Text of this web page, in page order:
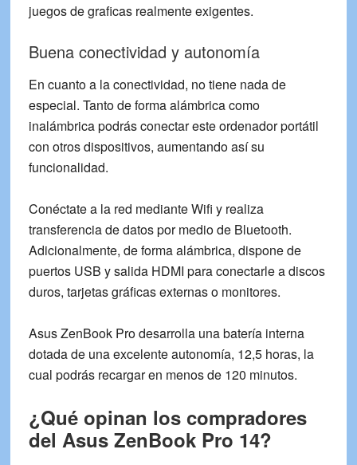
juegos de graficas realmente exigentes.
Buena conectividad y autonomía
En cuanto a la conectividad, no tiene nada de
especial. Tanto de forma alámbrica como
inalámbrica podrás conectar este ordenador portátil
con otros dispositivos, aumentando así su
funcionalidad.
Conéctate a la red mediante Wifi y realiza
transferencia de datos por medio de Bluetooth.
Adicionalmente, de forma alámbrica, dispone de
puertos USB y salida HDMI para conectarle a discos
duros, tarjetas gráficas externas o monitores.
Asus ZenBook Pro desarrolla unabateríainterna
dotada de una excelente autonomía, 12,5 horas, la
cual podrás recargar en menos de 120 minutos.
¿Qué opinan los compradores
del Asus ZenBook Pro 14?